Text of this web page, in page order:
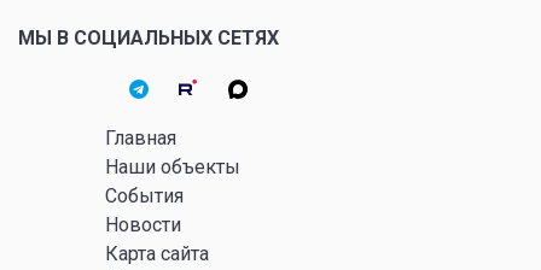
МЫ В СОЦИАЛЬНЫХ СЕТЯХ
Главная
Наши объекты
События
Новости
Карта сайта